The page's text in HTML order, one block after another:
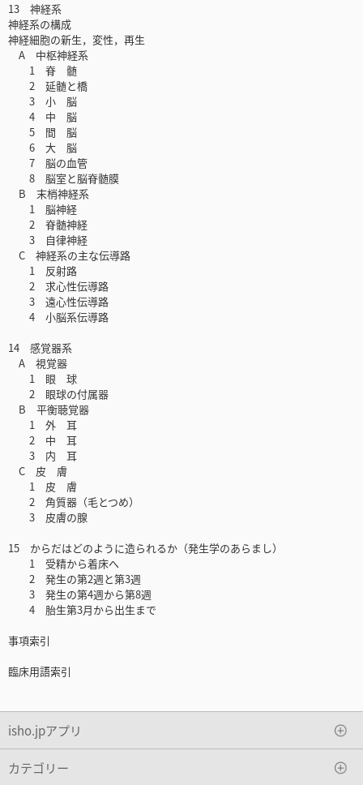
13 神経系
神経系の構成
神経細胞の新生，変性，再生
A 中枢神経系
1 脊 髄
2 延髄と橋
3 小 脳
4 中 脳
5 間 脳
6 大 脳
7 脳の血管
8 脳室と脳脊髄膜
B 末梢神経系
1 脳神経
2 脊髄神経
3 自律神経
C 神経系の主な伝導路
1 反射路
2 求心性伝導路
3 遠心性伝導路
4 小脳系伝導路
14 感覚器系
A 視覚器
1 眼 球
2 眼球の付属器
B 平衡聴覚器
1 外 耳
2 中 耳
3 内 耳
C 皮 膚
1 皮 膚
2 角質器（毛とつめ）
3 皮膚の腺
15 からだはどのように造られるか（発生学のあらまし）
1 受精から着床へ
2 発生の第2週と第3週
3 発生の第4週から第8週
4 胎生第3月から出生まで
事項索引
臨床用語索引
isho.jpアプリ
カテゴリー